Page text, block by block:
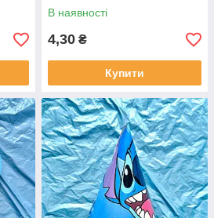
В наявності
4,30 ₴
Купити